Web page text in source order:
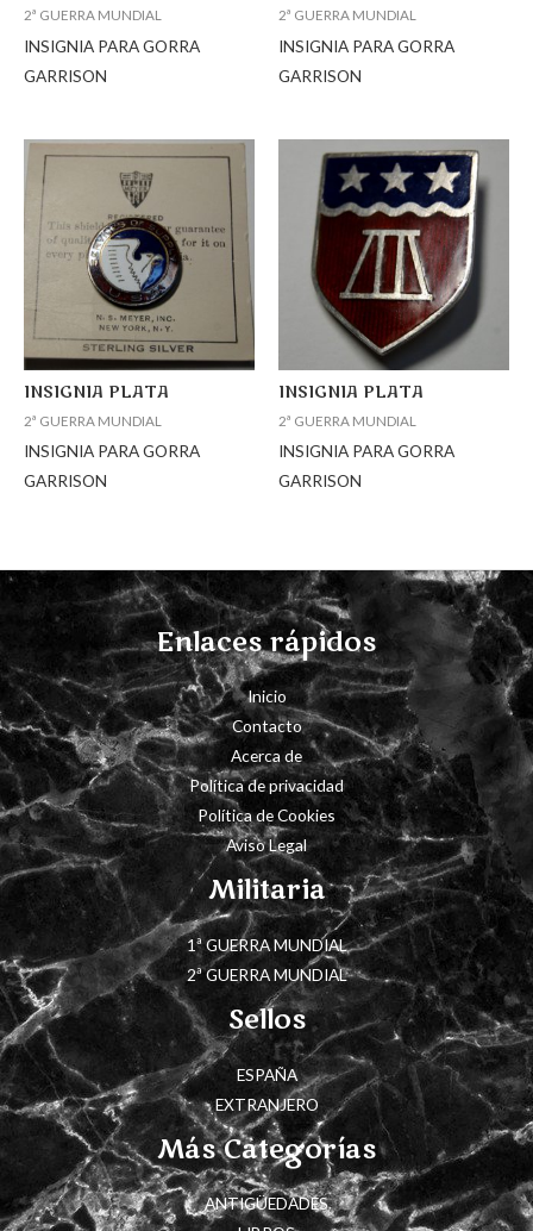
2ª GUERRA MUNDIAL
INSIGNIA PARA GORRA
GARRISON
2ª GUERRA MUNDIAL
INSIGNIA PARA GORRA
GARRISON
INSIGNIA PLATA
2ª GUERRA MUNDIAL
INSIGNIA PARA GORRA
GARRISON
INSIGNIA PLATA
2ª GUERRA MUNDIAL
INSIGNIA PARA GORRA
GARRISON
Enlaces rápidos
Inicio
Contacto
Acerca de
Política de privacidad
Política de Cookies
Aviso Legal
Militaria
1ª GUERRA MUNDIAL
2ª GUERRA MUNDIAL
Sellos
ESPAÑA
EXTRANJERO
Más Categorías
ANTIGÜEDADES